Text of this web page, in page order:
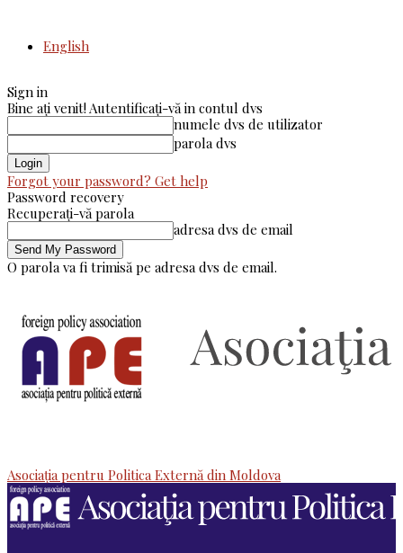
English
Sign in
Bine ați venit! Autentificați-vă in contul dvs
numele dvs de utilizator
parola dvs
Forgot your password? Get help
Password recovery
Recuperați-vă parola
adresa dvs de email
O parola va fi trimisă pe adresa dvs de email.
Asociaţia pentru Politica Externă din Moldova